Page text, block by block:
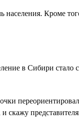
Кроме
в Сибири стало
скажу